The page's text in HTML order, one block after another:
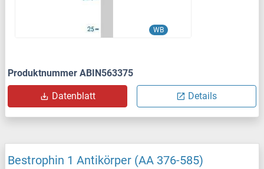
WB
Produktnummer ABIN563375
Datenblatt Details
Bestrophin 1 Antikörper (AA 376-585)